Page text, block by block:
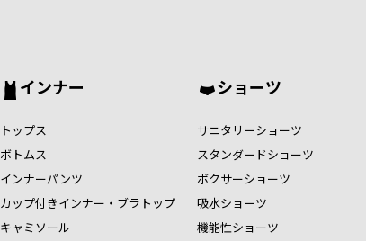
インナー
トップス
ボトムス
インナーパンツ
カップ付きインナー・ブラトップ
キャミソール
ショーツ
サニタリーショーツ
スタンダードショーツ
ボクサーショーツ
吸水ショーツ
機能性ショーツ